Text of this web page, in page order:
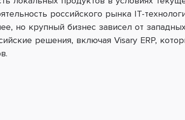
российского рынка IT-
но крупный бизнес зависел от
решения, включая Visary ERP,